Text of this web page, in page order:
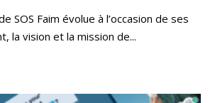
SOS Faim évolue à l’occasion de ses
la vision et la mission de...